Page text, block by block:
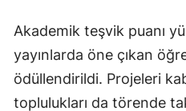
Akademik teşvik puanı
yayınlarda öne çıkan
ödüllendirildi. Projeleri
toplulukları da törende